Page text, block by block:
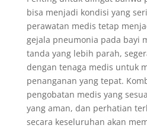
bisa menjadi kondisi yang
perawatan medis tetap
gejala pneumonia pada bayi
tanda yang lebih parah,
dengan tenaga medis untuk
penanganan yang tepat.
pengobatan medis yang
yang aman, dan perhatian
secara keseluruhan akan